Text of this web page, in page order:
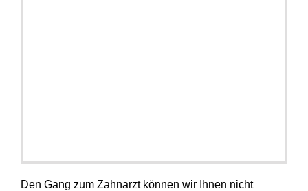
Den Gang zum Zahnarzt können wir Ihnen nicht